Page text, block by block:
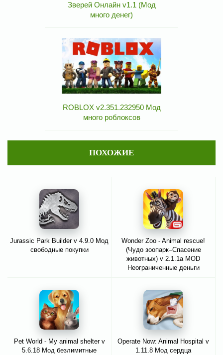
Зверей Онлайн v1.1 (Мод
много денег)
ROBLOX v2.351.232950 Мод
много роблоксов
ПОХОЖИЕ
Jurassic Park Builder v 4.9.0 Мод
свободные покупки
Wonder Zoo - Animal rescue!
(Чудо зоопарк–Спасение
животных) v 2.1.1a MOD
Неограниченные деньги
Pet World - My animal shelter v
5.6.18 Мод безлимитные
Operate Now: Animal Hospital v
1.11.8 Мод сердца